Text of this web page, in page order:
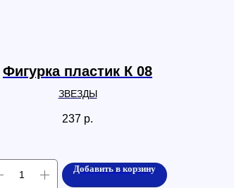
Фигурка пластик К 08
ЗВЕЗДЫ
237 р.
Добавить в корзину